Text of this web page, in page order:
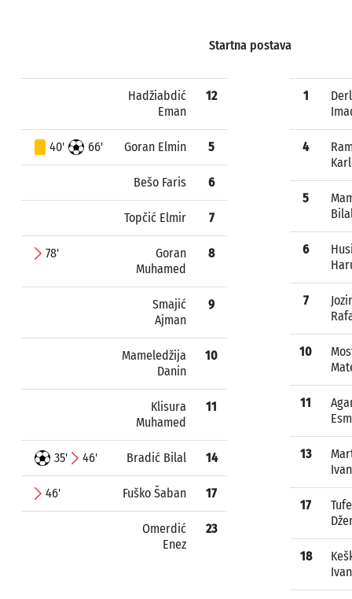
Startna postava
Hadžiabdić
Eman
12
40' 66' Goran Elmin 5
Bešo Faris 6
Topčić Elmir 7
78'
Goran
Muhamed
8
Smajić
Ajman
9
Mameledžija
Danin
10
Klisura
Muhamed
11
35' 46' Bradić Bilal 14
46' Fuško Šaban 17
Omerdić
Enez
23
1
4
5
6
7
10
11
13
Ivan
17
18